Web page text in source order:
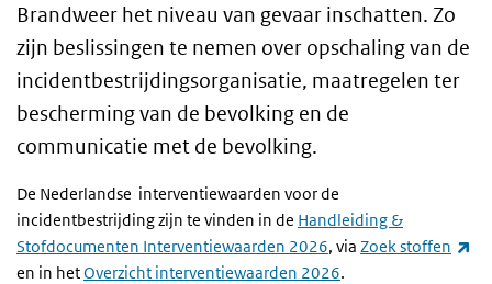
Brandweer het niveau van gevaar inschatten. Zo
zijn beslissingen te nemen over opschaling van de
incidentbestrijdingsorganisatie, maatregelen ter
bescherming van de bevolking en de
communicatie met de bevolking.
De Nederlandse interventiewaarden voor de
incidentbestrijding zijn te vinden in de Handleiding &
Stofdocumenten Interventiewaarden 2026, via Zoek stoffen
en in hetOverzicht interventiewaarden 2026.